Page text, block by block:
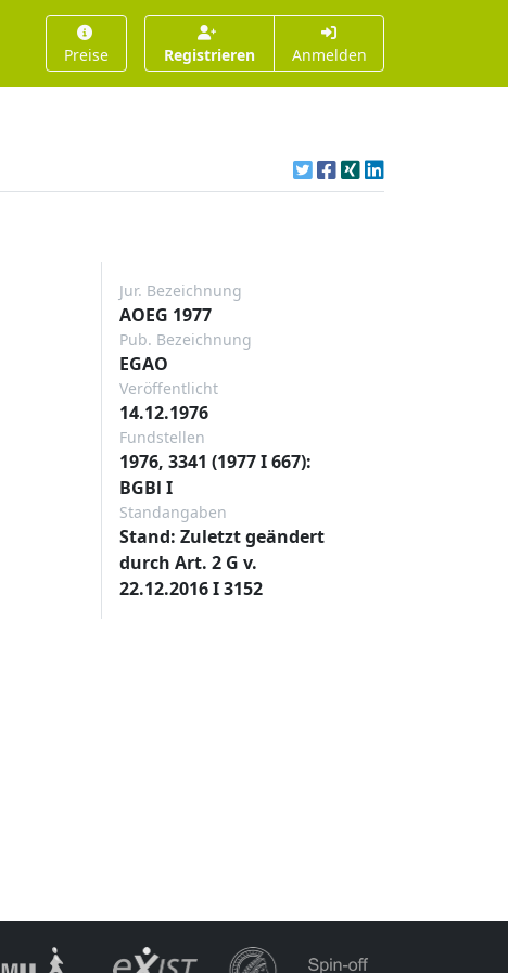
Preise Registrieren Anmelden
Jur. Bezeichnung
AOEG 1977
Pub. Bezeichnung
EGAO
Veröffentlicht
14.12.1976
Fundstellen
1976, 3341 (1977 I 667):
BGBl I
Standangaben
Stand: Zuletzt geändert
durch Art. 2 G v.
22.12.2016 I 3152